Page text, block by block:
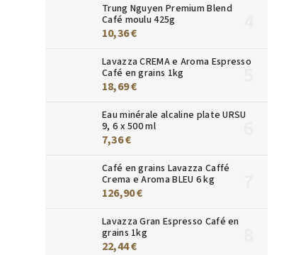
Trung Nguyen Premium Blend
Café moulu 425g
10,36 €
Lavazza CREMA e Aroma Espresso
Café en grains 1kg
18,69 €
Eau minérale alcaline plate URSU
9, 6 x 500 ml
7,36 €
Café en grains Lavazza Caffé
Crema e Aroma BLEU 6 kg
126,90 €
Lavazza Gran Espresso Café en
grains 1kg
22,44 €